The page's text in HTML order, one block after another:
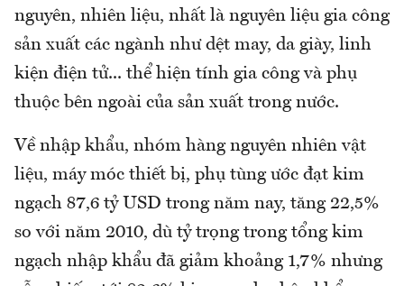
nguyên, nhiên liệu, nhất là nguyên liệu gia công
sản xuất các ngành như dệt may, da giày, linh
kiện điện tử... thể hiện tính gia công và phụ
thuộc bên ngoài của sản xuất trong nước.
Về nhập khẩu, nhóm hàng nguyên nhiên vật
liệu, máy móc thiết bị, phụ tùng ước đạt kim
ngạch 87,6 tỷ USD trong năm nay, tăng 22,5%
so với năm 2010, dù tỷ trọng trong tổng kim
ngạch nhập khẩu đã giảm khoảng 1,7% nhưng